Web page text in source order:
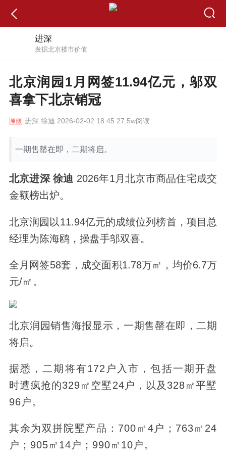
进深
发掘北京楼市价值
北京润园1月网签11.94亿元，邬双
喜拿下北京销冠
进深 徐迪 2026-02-02 18:45 27.5w阅读
一期售罄在即，二期将启。
北京进深 徐迪 2026年1月北京市商品住宅成交
金额榜出炉。
北京润园以11.94亿元的成绩位列榜首，项目总
经理为陈海鸥，操盘手邬双喜。
全月网签58套，成交面积1.78万㎡，均价6.7万
元/㎡。
北京润园销售海报显示，一期售罄在即，二期
将启。
据悉，二期将有172户入市，包括一期开盘
时遭疯抢的329㎡空墅24户，以及 328㎡平墅
96户。
其余为双拼院墅产品：700㎡4户；763㎡24
户；905㎡14户；990㎡10户。